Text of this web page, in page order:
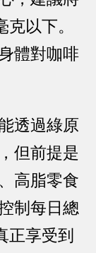
以下。
體對咖啡
透過綠原
但前提是
高脂零食
制每日總
正享受到